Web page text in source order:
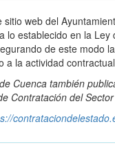
sitio web del
lo establecido en la Ley
de este modo
a la actividad
Cuenca también
Contratación del